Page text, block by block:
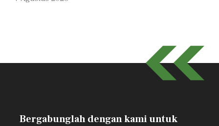
Bergabunglah dengan kami untuk